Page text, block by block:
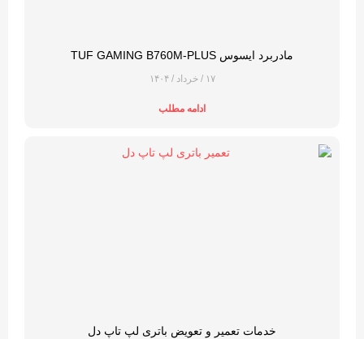
مادربرد ایسوس TUF GAMING B760M-PLUS
۱۷ / خرداد / ۱۴۰۴
ادامه مطلب
خدمات تعمیر و تعویض باتری لپ تاپ دل